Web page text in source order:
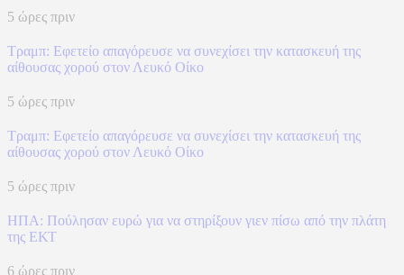
5 ώρες πριν
Τραμπ: Εφετείο απαγόρευσε να συνεχίσει την κατασκευή της
αίθουσας χορού στον Λευκό Οίκο
5 ώρες πριν
Τραμπ: Εφετείο απαγόρευσε να συνεχίσει την κατασκευή της
αίθουσας χορού στον Λευκό Οίκο
5 ώρες πριν
ΗΠΑ: Πούλησαν ευρώ για να στηρίξουν γιεν πίσω από την πλάτη
της ΕΚΤ
6 ώρες πριν